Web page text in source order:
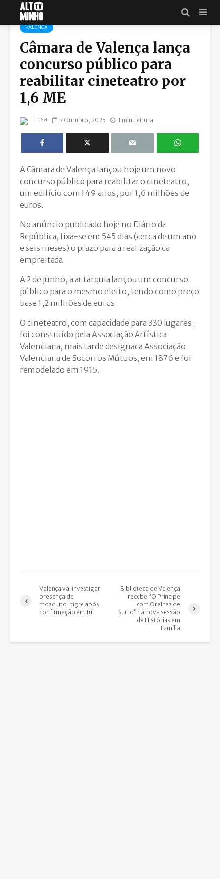
VALENÇA
Câmara de Valença lança
concurso público para
reabilitar cineteatro por
1,6 ME
Lusa 7 Outubro, 2025 1 min. leitura
A Câmara de Valença lançou hoje um novo
concurso público para reabilitar o cineteatro,
um edifício com 149 anos, por 1,6 milhões de
euros.
No anúncio publicado hoje no Diário da
República, fixa-se em 545 dias (cerca de um ano
e seis meses) o prazo para a realização da
empreitada.
A 2 de junho, a autarquia lançou um concurso
público para o mesmo efeito, tendo como preço
base 1,2 milhões de euros.
O cineteatro, com capacidade para 330 lugares,
foi construído pela Associação Artística
Valenciana, mais tarde designada Associação
Valenciana de Socorros Mútuos, em 1876 e foi
remodelado em 1915.
Valença vai investigar
presença de
mosquito-tigre após
confirmação em Tui
Biblioteca de Valença
recebe “O Príncipe
com Orelhas de
Burro” na nova sessão
de Histórias em
Família